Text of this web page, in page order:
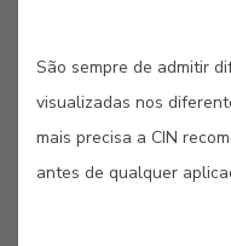
CORES
Desde os turquesas
intensos, esta
São sempre de admitir
visualizadas nos
mais precisa a CIN
antes de qualquer